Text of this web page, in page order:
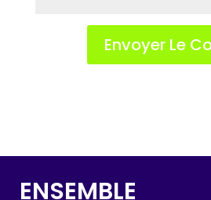
ENSEMBLE